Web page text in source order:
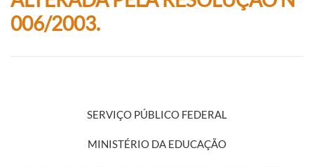
006/2003.
SERVIÇO PÚBLICO FEDERAL
MINISTÉRIO DA EDUCAÇÃO